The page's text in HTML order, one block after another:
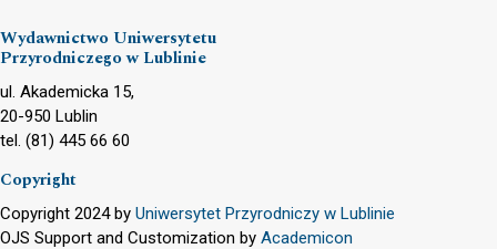
Wydawnictwo Uniwersytetu
Przyrodniczego w Lublinie
ul. Akademicka 15,
20-950 Lublin
tel. (81) 445 66 60
Copyright
Copyright 2024 by Uniwersytet Przyrodniczy w Lublinie
OJS Support and Customization by Academicon